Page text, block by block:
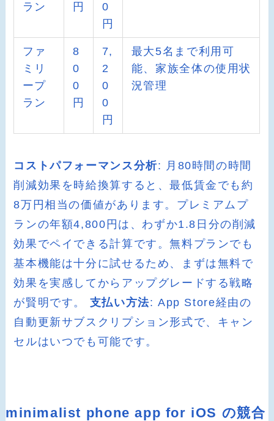
ラン
円
0
円
ファ
ミリ
ープ
ラン
8
0
0
円
7,
2
0
0
円
最大5名まで利用可
能、家族全体の使用状
況管理
コストパフォーマンス分析: 月80時間の時間
削減効果を時給換算すると、最低賃金でも約
8万円相当の価値があります。プレミアムプ
ランの年額4,800円は、わずか1.8日分の削減
効果でペイできる計算です。無料プランでも
基本機能は十分に試せるため、まずは無料で
効果を実感してからアップグレードする戦略
が賢明です。 支払い方法: App Store経由の
自動更新サブスクリプション形式で、キャン
セルはいつでも可能です。
minimalist phone app for iOS の競合